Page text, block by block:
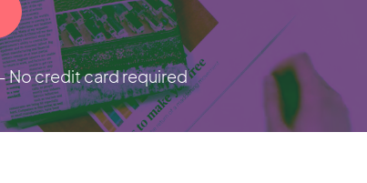
No credit card required